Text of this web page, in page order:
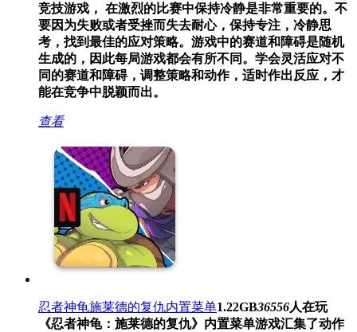
竞技游戏， 在激烈的比赛中保持冷静是非常重要的。不
要因为失败或者受挫而失去耐心，保持专注，冷静思
考，找到最佳的应对策略。游戏中的赛道和障碍是随机
生成的，因此每局游戏都会有所不同。学会灵活应对不
同的赛道和障碍，调整策略和动作，适时作出反应，才
能在竞争中脱颖而出。
查看
忍者神龟施莱德的复仇内置菜单1.22GB36556人在玩
《忍者神龟：施莱德的复仇》内置菜单游戏汇集了动作